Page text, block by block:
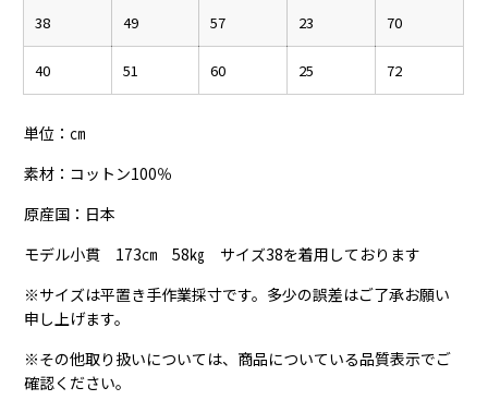
38 49 57 23 70
40 51 60 25 72
単位：㎝
素材：コットン100％
原産国：日本
モデル小貫 173㎝ 58㎏ サイズ38を着用しております
※サイズは平置き手作業採寸です。多少の誤差はご了承お願い
申し上げます。
※その他取り扱いについては、商品についている品質表示でご
確認ください。